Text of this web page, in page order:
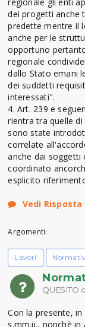
dei progetti anche
predette mentre il
anche per le
opportuno
regionale
dallo Stato emani
dei suddetti
interessati".
4. Art. 239 e
rientra tra quelle
sono state
correlate
anche dai soggetti
coordinato
esplicito
Vedi Risposta
Argomenti:
Lavori
QUESITO
Con la presente,
s.mm.ii., nonchè in